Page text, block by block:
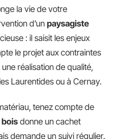
la vie de votre
d’un paysagiste
: il saisit les enjeux
le projet aux contraintes
réalisation de qualité,
Laurentides ou à Cernay.
tenez compte de
bois donne un cachet
demande un suivi régulier.